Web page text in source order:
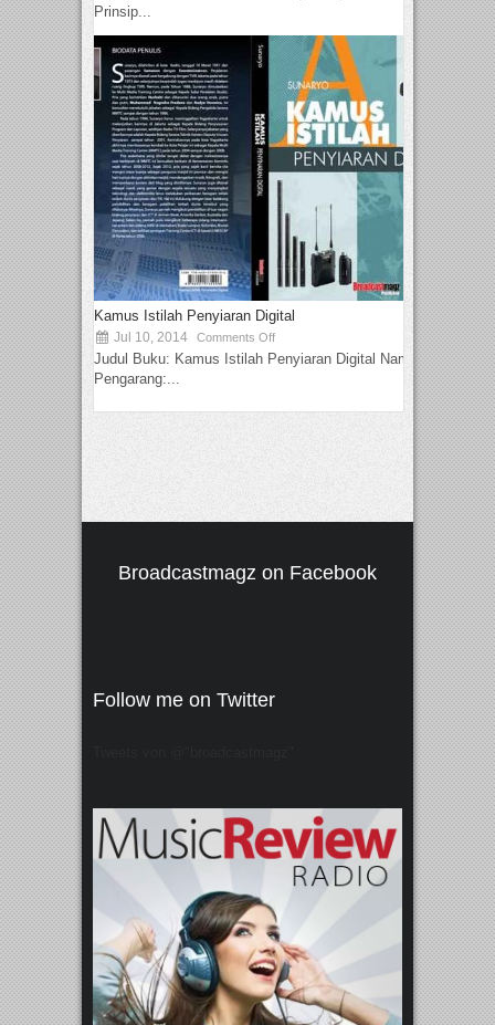
Prinsip...
Kamus Istilah Penyiaran Digital
Jul 10, 2014 Comments Off
Judul Buku: Kamus Istilah Penyiaran Digital Nama
Pengarang:...
Broadcastmagz on Facebook
Follow me on Twitter